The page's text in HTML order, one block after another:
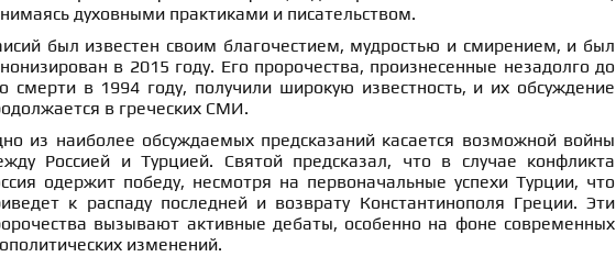
духовными практиками и писательством.
был известен своим благочестием, мудростью и смирением, и был
в 2015 году. Его пророчества, произнесенные незадолго до
смерти в 1994 году, получили широкую известность, и их обсуждение
в греческих СМИ.
из наиболее обсуждаемых предсказаний касается возможной войны
Россией и Турцией. Святой предсказал, что в случае конфликта
одержит победу, несмотря на первоначальные успехи Турции, что
к распаду последней и возврату Константинополя Греции. Эти
вызывают активные дебаты, особенно на фоне современных
изменений.